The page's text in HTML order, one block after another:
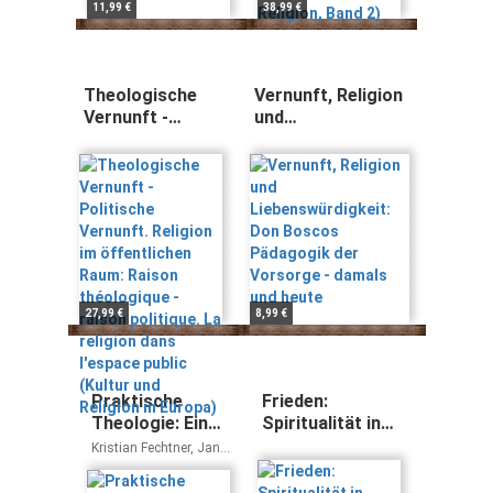
11,99 € 38,99 €
Theologische
Vernunft -
Vernunft.
Religion im
öffentlichen
Raum: Raison
théologique -
raison politique.
La religion dans
l'espace public
(Kultur und
Religion in
Europa)
27,99 €
Vernunft, Religion
und
Don Boscos
Pädagogik der
Vorsorge - damals
und heute
8,99 €
Praktische
Theologie: Ein
Lehrbuch
(Theologische
Kristian Fechtner, Jan
Hermelink, Martina
Kumlehn, Ulrike
Frieden:
Spiritualität in
Zeiten (Auswahl